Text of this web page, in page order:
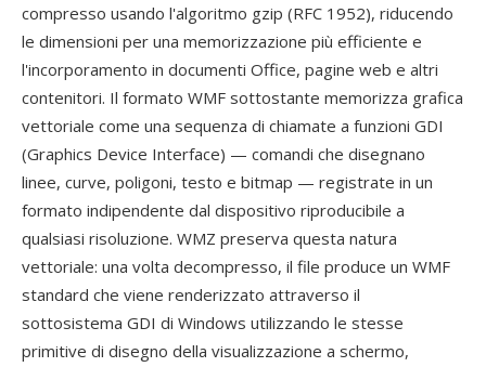
compresso usando l'algoritmo gzip (RFC 1952), riducendo
le dimensioni per una memorizzazione più efficiente e
l'incorporamento in documenti Office, pagine web e altri
contenitori. Il formato WMF sottostante memorizza grafica
vettoriale come una sequenza di chiamate a funzioni GDI
(Graphics Device Interface) — comandi che disegnano
linee, curve, poligoni, testo e bitmap — registrate in un
formato indipendente dal dispositivo riproducibile a
qualsiasi risoluzione. WMZ preserva questa natura
vettoriale: una volta decompresso, il file produce un WMF
standard che viene renderizzato attraverso il
sottosistema GDI di Windows utilizzando le stesse
primitive di disegno della visualizzazione a schermo,